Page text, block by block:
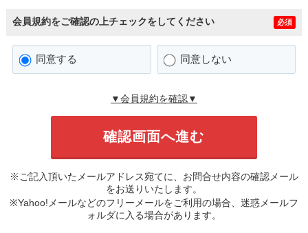
会員規約をご確認の上チェックをしてください 必須
同意する 同意しない
▼会員規約を確認▼
※ご記入頂いたメールアドレス宛てに、お問合せ内容の確認メール
をお送りいたします。
※Yahoo!メールなどのフリーメールをご利用の場合、迷惑メールフ
ォルダに入る場合があります。